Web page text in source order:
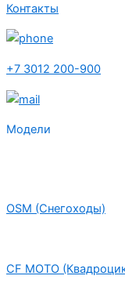
Контакты
+7 3012 200-900
Модели
OSM (Снегоходы)
CF MOTO